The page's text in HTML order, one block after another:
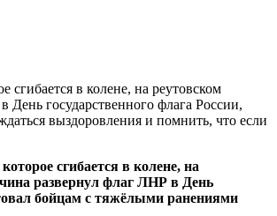
в колене, на реутовском
государственного флага России,
выздоровления и помнить, что если
сгибается в колене, на
развернул флаг ЛНР в День
бойцам с тяжёлыми ранениями